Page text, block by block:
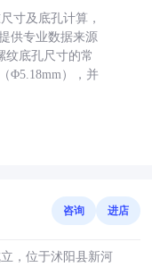
寸及底孔计算，
供专业数据来源
纹底孔尺寸的常
Φ5.18mm），并
咨询 进店
，位于沭阳县新河